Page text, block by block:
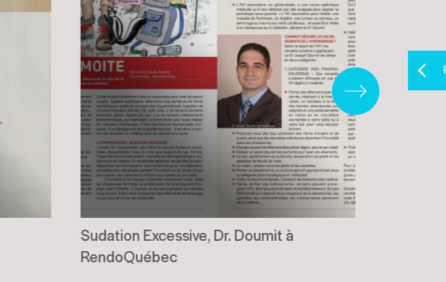
Sudation Excessive, Dr. Doumit à
RendoQuébec